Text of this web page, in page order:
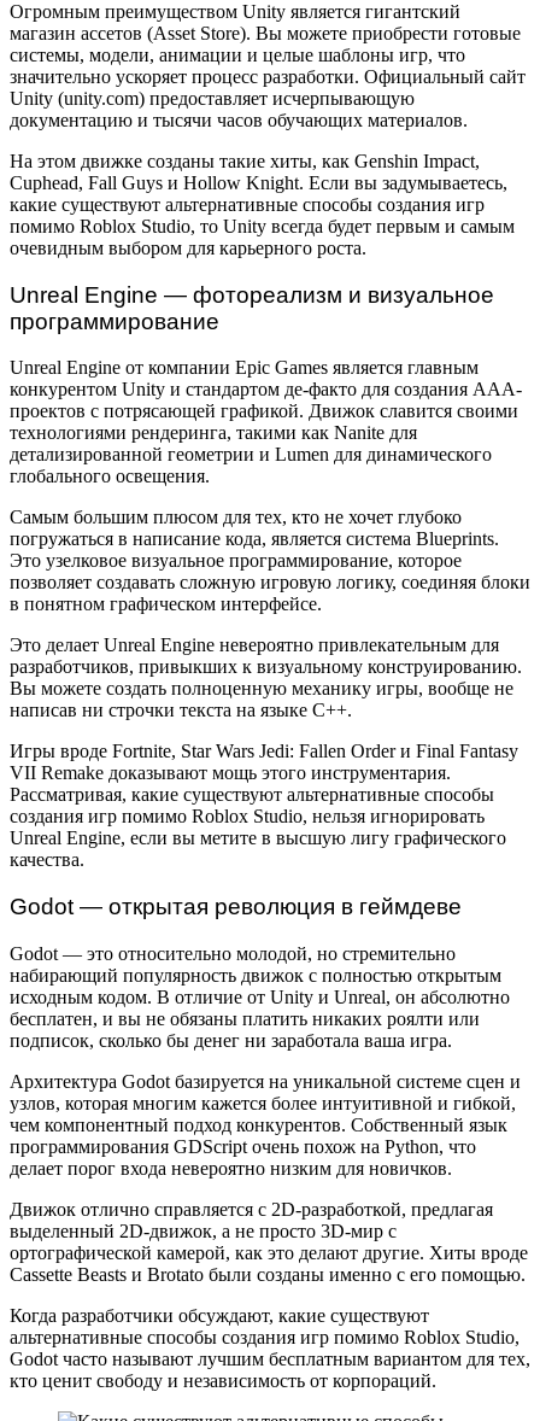
Огромным преимуществом Unity является гигантский
магазин ассетов (Asset Store). Вы можете приобрести готовые
системы, модели, анимации и целые шаблоны игр, что
значительно ускоряет процесс разработки. Официальный сайт
Unity (unity.com) предоставляет исчерпывающую
документацию и тысячи часов обучающих материалов.
На этом движке созданы такие хиты, как Genshin Impact,
Cuphead, Fall Guys и Hollow Knight. Если вы задумываетесь,
какие существуют альтернативные способы создания игр
помимо Roblox Studio, то Unity всегда будет первым и самым
очевидным выбором для карьерного роста.
Unreal Engine — фотореализм и визуальное
программирование
Unreal Engine от компании Epic Games является главным
конкурентом Unity и стандартом де-факто для создания AAA-
проектов с потрясающей графикой. Движок славится своими
технологиями рендеринга, такими как Nanite для
детализированной геометрии и Lumen для динамического
глобального освещения.
Самым большим плюсом для тех, кто не хочет глубоко
погружаться в написание кода, является система Blueprints.
Это узелковое визуальное программирование, которое
позволяет создавать сложную игровую логику, соединяя блоки
в понятном графическом интерфейсе.
Это делает Unreal Engine невероятно привлекательным для
разработчиков, привыкших к визуальному конструированию.
Вы можете создать полноценную механику игры, вообще не
написав ни строчки текста на языке C++.
Игры вроде Fortnite, Star Wars Jedi: Fallen Order и Final Fantasy
VII Remake доказывают мощь этого инструментария.
Рассматривая, какие существуют альтернативные способы
создания игр помимо Roblox Studio, нельзя игнорировать
Unreal Engine, если вы метите в высшую лигу графического
качества.
Godot — открытая революция в геймдеве
Godot — это относительно молодой, но стремительно
набирающий популярность движок с полностью открытым
исходным кодом. В отличие от Unity и Unreal, он абсолютно
бесплатен, и вы не обязаны платить никаких роялти или
подписок, сколько бы денег ни заработала ваша игра.
Архитектура Godot базируется на уникальной системе сцен и
узлов, которая многим кажется более интуитивной и гибкой,
чем компонентный подход конкурентов. Собственный язык
программирования GDScript очень похож на Python, что
делает порог входа невероятно низким для новичков.
Движок отлично справляется с 2D-разработкой, предлагая
выделенный 2D-движок, а не просто 3D-мир с
ортографической камерой, как это делают другие. Хиты вроде
Cassette Beasts и Brotato были созданы именно с его помощью.
Когда разработчики обсуждают, какие существуют
альтернативные способы создания игр помимо Roblox Studio,
Godot часто называют лучшим бесплатным вариантом для тех,
кто ценит свободу и независимость от корпораций.